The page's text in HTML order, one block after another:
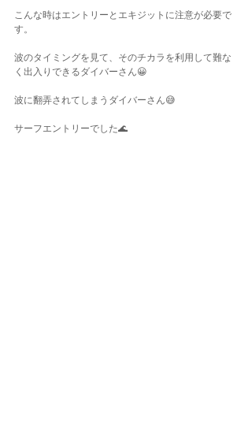
こんな時はエントリーとエキジットに注意が必要で
す。
波のタイミングを見て、そのチカラを利用して難な
く出入りできるダイバーさん😀
波に翻弄されてしまうダイバーさん😅
サーフエントリーでした🌊